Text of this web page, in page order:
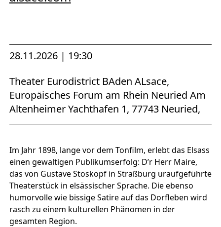
28.11.2026 | 19:30
Theater Eurodistrict BAden ALsace,
Europäisches Forum am Rhein Neuried Am
Altenheimer Yachthafen 1, 77743 Neuried,
Im Jahr 1898, lange vor dem Tonfilm, erlebt das Elsass
einen gewaltigen Publikumserfolg: D’r Herr Maire,
das von Gustave Stoskopf in Straßburg uraufgeführte
Theaterstück in elsässischer Sprache. Die ebenso
humorvolle wie bissige Satire auf das Dorfleben wird
rasch zu einem kulturellen Phänomen in der
gesamten Region.